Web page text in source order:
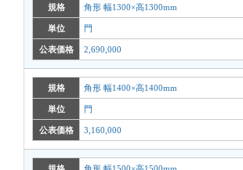
規格 角形 幅1300×高1300mm
単位 門
公表価格 2,690,000
規格 角形 幅1400×高1400mm
単位 門
公表価格 3,160,000